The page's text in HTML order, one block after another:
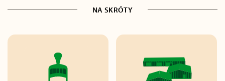
NA SKRÓTY